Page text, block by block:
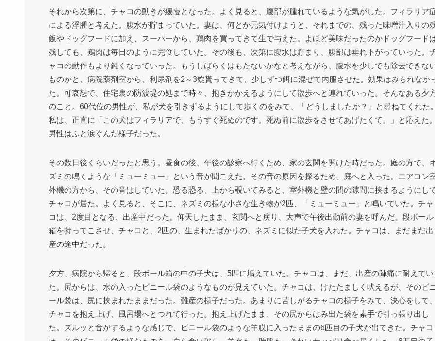
それから次第に、チャコの動きが緩慢となった。よく見ると、腹部が腫れているような気がした。フィラリア
による浮腫と考えた。腹水が貯まっていた。妻は、何とか元気付けようと、それまでの、残った味噌汁入りの
飯やドッグフードに加え、スーパーから、鶏肉を買ってきて生で与えた。よほど美味だったのかドッグフード
残しても、鶏肉は毎日のように完食していた。その後も、次第に腹水は貯まり、腹部は垂れ下がっていった。
ャコの動作もより鈍くなっていった。もうしばらくはもたないかなと考えながら、腹水を少しでも除去できな
ものかと、病院薬剤室から、利尿剤を2～3錠貰ってきて、少しずつ餌に混ぜて内服させた。効果はみられなか
た。可哀想で、住宅裏の防波堤の処まで時々、抱きかかえるようにして散歩へと連れていった。そんなある夕
のこと。60代位の男性が、私が犬を引きずるようにして歩くのをみて、「どうしましたか？」と尋ねてくれた。
私は、正直に「この犬はフィラリアで、もうすぐ死ぬのです。死ぬ前に散歩をさせてあげたくて。」と応えた。
男性はふと涙ぐんだ様子だった。
その数日後くらいだったと思う。昼食の後、午後の診察へ行くため、家の玄関を開けた時だった。庭の方で、
ズミの鳴くような「ミューミュー」という音が聞こえた。その音の原因を探るため、庭へと入った。エアコン
外機の方から、その音はしていた。恐る恐る、上から覗いてみると、室外機と壁の間の隙間に挟まるようにし
チャコが居た。よく見ると、そこに、ネズミの様な小さな生き物が2匹、「ミューミュー」と鳴いていた。チャ
コは、2度目となる、出産中だった。仰天したまま、玄関へと戻り、大声で午後出勤前の妻を呼んだ。段ボール
箱を持ってこさせ、チャコと、2匹の、生まれたばかりの、ネズミに似た子犬を入れた。チャコは、まだまだ出
産の途中だった。
夕方、病院から帰ると、段ボール箱の中の子犬は、5匹に増えていた。チャコは、まだ、出産の陣痛に耐えてい
た。尻からは、水の入ったビニール袋のようなものが見えていた。チャコは、けたたましく吠えるが、そのビ
ール袋は、尻に挟まれたままだった。難産の様子だった。あまりに苦しがるチャコの様子をみて、決心をして、
チャコを抱え上げ、風呂場へとつれて行った。抱え上げたまま、その尻からはみ出た袋を素手で引っ張り出し
た。ズルッと音がするような感じで、ビニール袋のような羊膜に入ったままの6匹目の子犬が出てきた。チャコ